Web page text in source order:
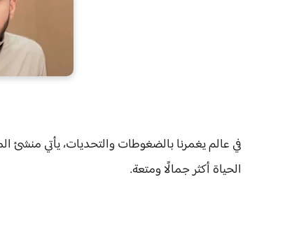
في عالم يغمرنا بالضغوطات والتحديات، يأتي
الحياة أكثر جمالًا ومتعة.